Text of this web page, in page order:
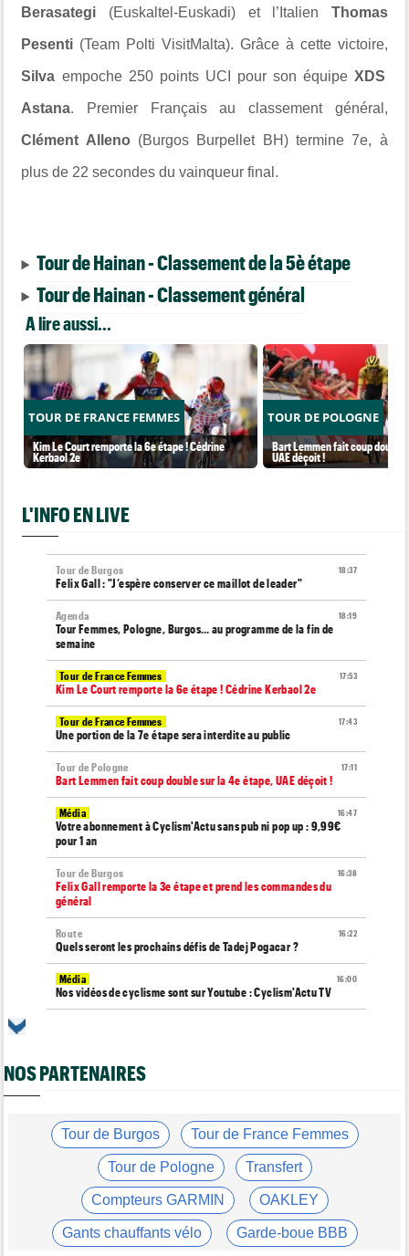
Berasategi (Euskaltel-Euskadi) et l’Italien Thomas
Pesenti (Team Polti VisitMalta). Grâce à cette victoire,
Silva empoche 250 points UCI pour son équipe XDS
Astana. Premier Français au classement général,
Clément Alleno (Burgos Burpellet BH) termine 7e, à
plus de 22 secondes du vainqueur final.
Tour de Hainan - Classement de la 5è étape
Tour de Hainan - Classement général
A lire aussi...
TOUR DE FRANCE FEMMES
Kim Le Court remporte la 6e étape ! Cédrine
Kerbaol 2e
TOUR DE POLOGNE
Bart Lemmen fait coup double
UAE déçoit !
L'INFO EN LIVE
18:37
Tour de Burgos
Felix Gall : "J’espère conserver ce maillot de leader"
18:19
Agenda
Tour Femmes, Pologne, Burgos… au programme de la fin de
semaine
17:53
Tour de France Femmes
Kim Le Court remporte la 6e étape ! Cédrine Kerbaol 2e
17:43
Tour de France Femmes
Une portion de la 7e étape sera interdite au public
17:11
Tour de Pologne
Bart Lemmen fait coup double sur la 4e étape, UAE déçoit !
16:47
Média
Votre abonnement à Cyclism'Actu sans pub ni pop up : 9,99€
pour 1 an
16:38
Tour de Burgos
Felix Gall remporte la 3e étape et prend les commandes du
général
16:22
Route
Quels seront les prochains défis de Tadej Pogacar ?
16:00
Média
Nos vidéos de cyclisme sont sur Youtube : Cyclism'Actu TV
Route
15:00
Tour de France Femmes
David Lappartient : "Le cyclisme féminin progresse mais..."
Tour de France Femmes
Niedermaier : "On savait que Kasia pouvait suivre Demi"
14:21
Tour de France Femmes
Puck Pieterse : "Désormais, je vise le maillot à pois..."
NOS PARTENAIRES
Tour de Burgos Tour de France Femmes
Tour de Pologne Transfert
Compteurs GARMIN OAKLEY
Gants chauffants vélo Garde-boue BBB